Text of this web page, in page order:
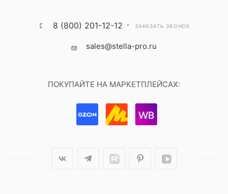
8 (800) 201-12-12 ЗАКАЗАТЬ ЗВОНОК
sales@stella-pro.ru
ПОКУПАЙТЕ НА МАРКЕТПЛЕЙСАХ: